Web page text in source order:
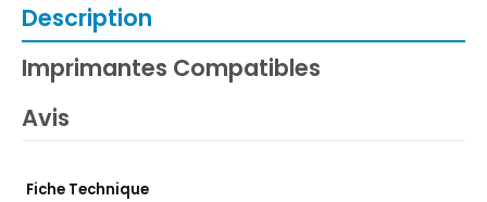
Description
Imprimantes Compatibles
Avis
Fiche Technique